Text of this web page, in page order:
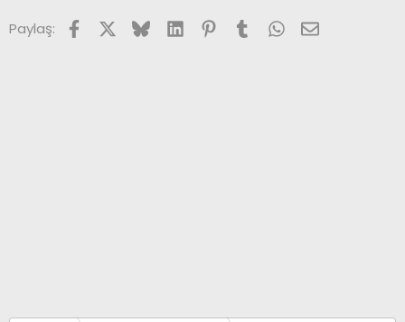
Paylaş: FacebookX (Twitter)
BlueskyLinkedInPinterest
TumblrWhatsApp
E-posta